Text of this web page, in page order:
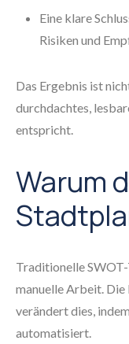
Eine klare
Risiken und
Das Ergebnis ist
durchdachtes,
entspricht.
Warum
Traditionelle
manuelle Arbeit.
verändert dies,
automatisiert.